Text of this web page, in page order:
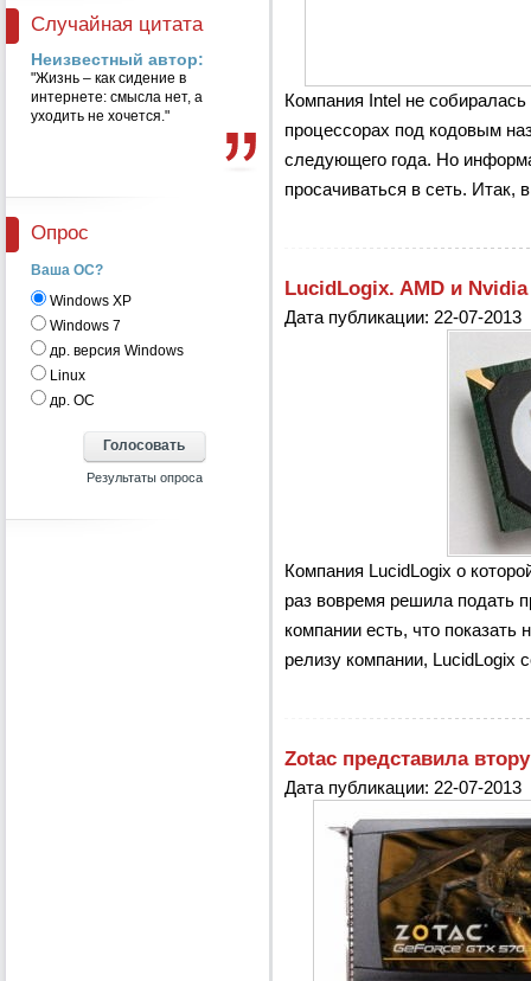
Компания Intel не
процессорах под кодовым
следующего года. Но
просачиваться в сеть. Итак,
LucidLogix. AMD и
Дата публикации: 22-07-2013
Компания LucidLogix о
раз вовремя решила подать
компании есть, что показать
релизу компании, LucidLogix
Zotac представила
Дата публикации: 22-07-2013
Случайная цитата
Неизвестный автор:
"Жизнь – как сидение в
интернете: смысла нет, а
уходить не хочется."
Опрос
Ваша ОС?
Windows XP
Windows 7
др. версия Windows
Linux
др. ОС